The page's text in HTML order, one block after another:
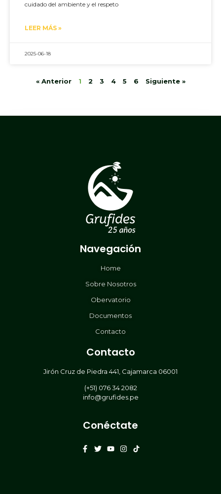
cuidado del ambiente y el respeto
LEER MÁS »
2025-06-18
« Anterior 1 2 3 4 5 6 Siguiente »
Navegación
Home
Sobre Nosotros
Obervatorio
Documentos
Contacto
Contacto
Jirón Cruz de Piedra 441, Cajamarca 06001
(+51) 076 34 2082
info@grufides.pe
Conéctate